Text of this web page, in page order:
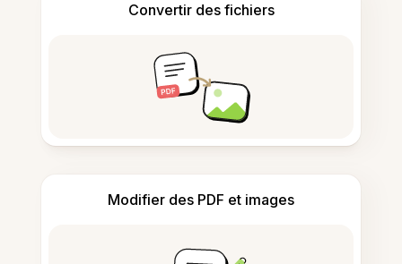
Convertir des fichiers
Modifier des PDF et images